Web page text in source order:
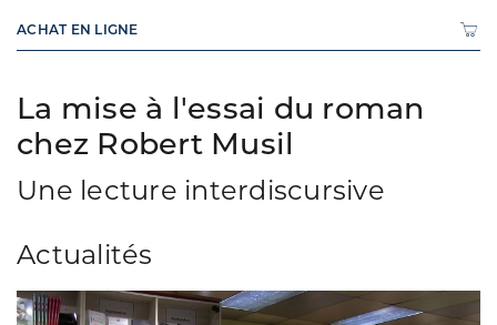
La mise à l'essai du roman
chez Robert Musil
Une lecture interdiscursive
Actualités
ACHAT EN LIGNE